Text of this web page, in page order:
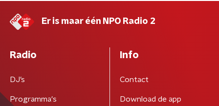
Er is maar één NPO Radio 2
Radio
DJ’s
Programma's
Info
Contact
Download de app